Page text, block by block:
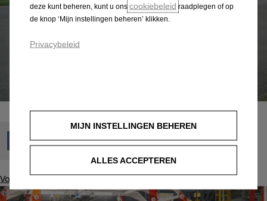
Volgende bericht
deze kunt beheren, kunt u ons cookiebeleid raadplegen of op
de knop ‘Mijn instellingen beheren’ klikken.
Privacybeleid
MIJN INSTELLINGEN BEHEREN
ALLES ACCEPTEREN